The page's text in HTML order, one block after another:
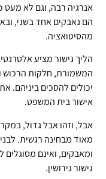
אנרגיה רבה, וגם לא מעט
הם נאבקים אחד בשני,
מהסיטואציה.
הליך גישור מציע
המשמורת, חלקות הרכוש
יכולים להסכים ביניהם.
אישור בית המשפט.
אבל, וזהו אבל גדול,
מאוד מבחינה רגשית.
ומאבקים, ואינם מסוגלים
גישור גירושין.